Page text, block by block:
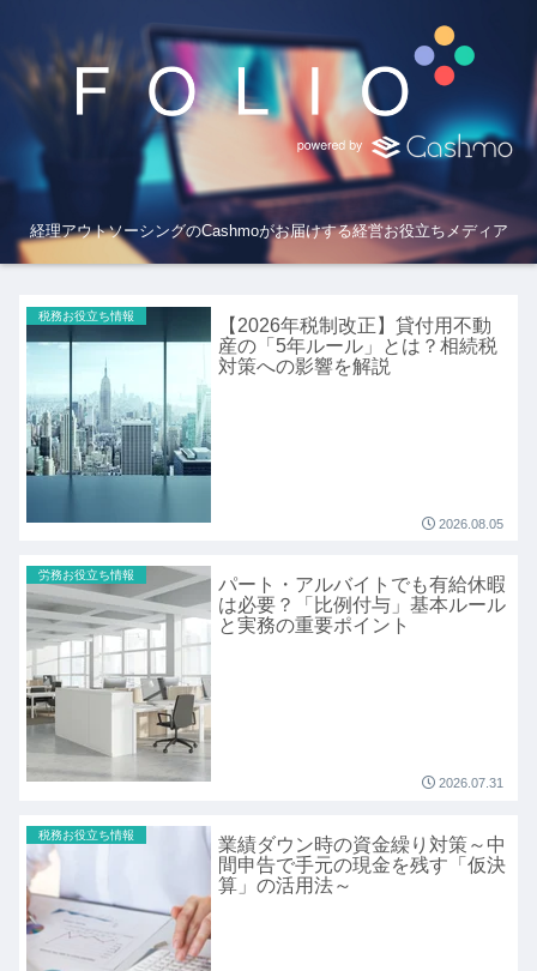
経理アウトソーシングのCashmoがお届けする経営お役立ちメディア
税務お役立ち情報
【2026年税制改正】貸付用不動
産の「5年ルール」とは？相続税
対策への影響を解説
2026.08.05
労務お役立ち情報
パート・アルバイトでも有給休暇
は必要？「比例付与」基本ルール
と実務の重要ポイント
2026.07.31
税務お役立ち情報
業績ダウン時の資金繰り対策～中
間申告で手元の現金を残す「仮決
算」の活用法～